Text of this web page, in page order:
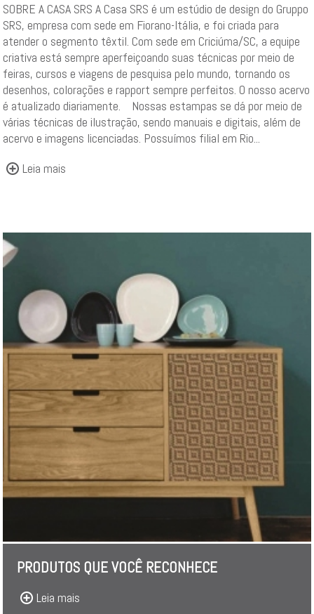
SOBRE A CASA SRS A Casa SRS é um estúdio de design do Gruppo
SRS, empresa com sede em Fiorano-Itália, e foi criada para
atender o segmento têxtil. Com sede em Criciúma/SC, a equipe
criativa está sempre aperfeiçoando suas técnicas por meio de
feiras, cursos e viagens de pesquisa pelo mundo, tornando os
desenhos, colorações e rapport sempre perfeitos. O nosso acervo
é atualizado diariamente. Nossas estampas se dá por meio de
várias técnicas de ilustração, sendo manuais e digitais, além de
acervo e imagens licenciadas. Possuímos filial em Rio...
Leia mais
PRODUTOS QUE VOCÊ RECONHECE
Leia mais